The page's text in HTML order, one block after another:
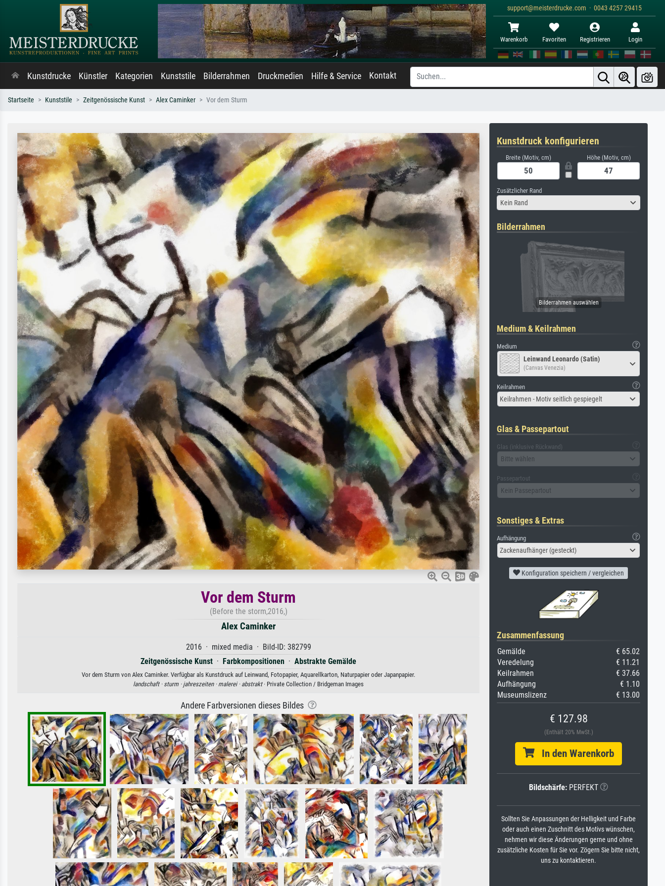
support@meisterdrucke.com · 0043 4257 29415
Warenkorb Favoriten Registrieren Login
Kunstdrucke Künstler Kategorien Kunststile Bilderrahmen Druckmedien Hilfe & Service Kontakt
Startseite Kunststile Zeitgenössische Kunst Alex Caminker Vor dem Sturm
Vor dem Sturm
(Before the storm,2016,)
Alex Caminker
2016 · mixed media · Bild-ID: 382799
Zeitgenössische Kunst · Farbkompositionen · Abstrakte Gemälde
Vor dem Sturm von Alex Caminker. Verfügbar als Kunstdruck auf Leinwand, Fotopapier, Aquarellkarton, Naturpapier oder Japanpapier.
landschaft · sturm · jahreszeiten · malerei · abstrakt· Private Collection / Bridgeman Images
Andere Farbversionen dieses Bildes
Kunstdruck konfigurieren
Breite (Motiv, cm) Höhe (Motiv, cm)
Zusätzlicher Rand
Kein Rand
Bilderrahmen
Medium & Keilrahmen
Medium
Leinwand Leonardo (Satin)
(Canvas Venezia)
Keilrahmen
Keilrahmen - Motiv seitlich gespiegelt
Glas & Passepartout
Glas (inklusive Rückwand)
Bitte wählen
Passepartout
Kein Passepartout
Sonstiges & Extras
Aufhängung
Zackenaufhänger (gesteckt)
Konfiguration speichern / vergleichen
Zusammenfassung
Gemälde
€ 65.02
Veredelung
€ 11.21
Keilrahmen
€ 37.66
Aufhängung
€ 1.10
Museumslizenz
€ 13.00
€ 127.98
(Enthält 20% MwSt.)
In den Warenkorb
Bildschärfe: PERFEKT
Sollten Sie Anpassungen der Helligkeit und Farbe
oder auch einen Zuschnitt des Motivs wünschen,
nehmen wir diese Änderungen gerne und ohne
zusätzliche Kosten für Sie vor. Zögern Sie bitte nicht,
uns zu kontaktieren.